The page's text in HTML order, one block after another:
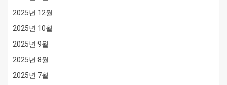
2025년 12월
2025년 10월
2025년 9월
2025년 8월
2025년 7월